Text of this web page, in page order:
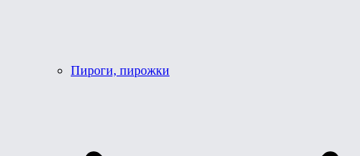
Пироги, пирожки